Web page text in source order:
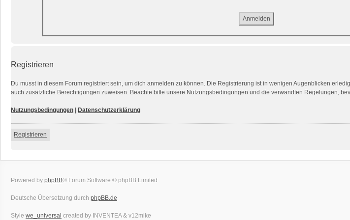
Registrieren
Du musst in diesem Forum registriert sein, um dich anmelden zu können. Die Registrierung ist in wenigen Augenblicken
auch zusätzliche Berechtigungen zuweisen. Beachte bitte unsere Nutzungsbedingungen und die verwandten Regelungen,
Nutzungsbedingungen | Datenschutzerklärung
Registrieren
Powered by phpBB® Forum Software © phpBB Limited
Deutsche Übersetzung durch phpBB.de
Style we_universal created by INVENTEA & v12mike